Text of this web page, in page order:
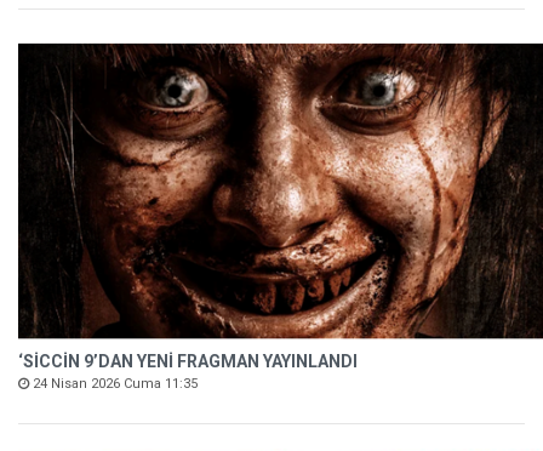
‘SİCCİN 9’DAN YENİ FRAGMAN YAYINLANDI
24 Nisan 2026 Cuma 11:35